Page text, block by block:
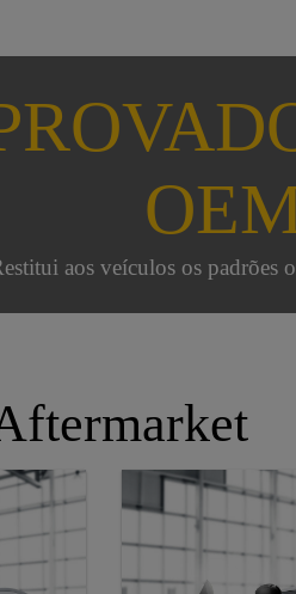
aos veículos os padrões